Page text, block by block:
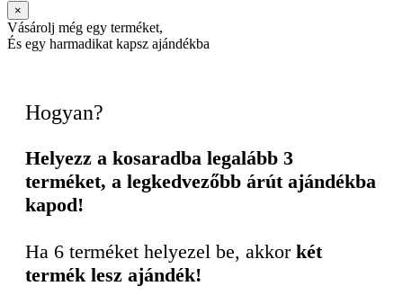
×
Vásárolj még egy terméket,
És egy harmadikat kapsz ajándékba
Hogyan?
Helyezz a kosaradba legalább 3
terméket, a legkedvezőbb árút ajándékba
kapod!
Ha 6 terméket helyezel be, akkor két
termék lesz ajándék!